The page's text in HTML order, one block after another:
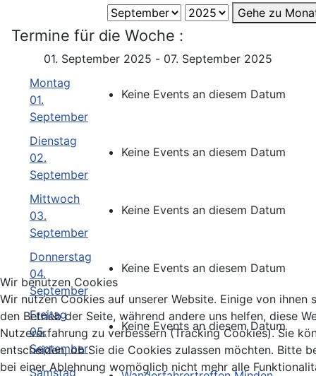
Gehe zu
Termine für die Woche :
01. September 2025 - 07. September 2025
Montag
01.
September
Keine Events an diesem Datum
Dienstag
02.
September
Keine Events an diesem Datum
Mittwoch
03.
September
Keine Events an diesem Datum
Donnerstag
04.
September
Keine Events an diesem Datum
Freitag
05.
September
Keine Events an diesem Datum
Samstag
Wir benutzen Cookies
Wir nutzen Cookies auf unserer Website. Einige von ihnen
den Betrieb der Seite, während andere uns helfen, diese
Nutzererfahrung zu verbessern (Tracking Cookies). Sie
entscheiden, ob Sie die Cookies zulassen möchten. Bitte
bei einer Ablehnung womöglich nicht mehr alle